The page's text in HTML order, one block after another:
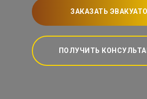
ЗАКАЗАТЬ
ПОЛУЧИТЬ